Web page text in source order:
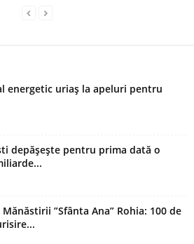
energetic uriaș la apeluri pentru
depășește pentru prima dată o
”Sfânta Ana” Rohia: 100 de